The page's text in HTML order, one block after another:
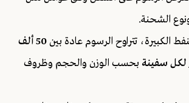
الشحنة.
الكبيرة، تتراوح الرسوم عادة بين
50 ألف
بحسب الوزن والحجم وظروف